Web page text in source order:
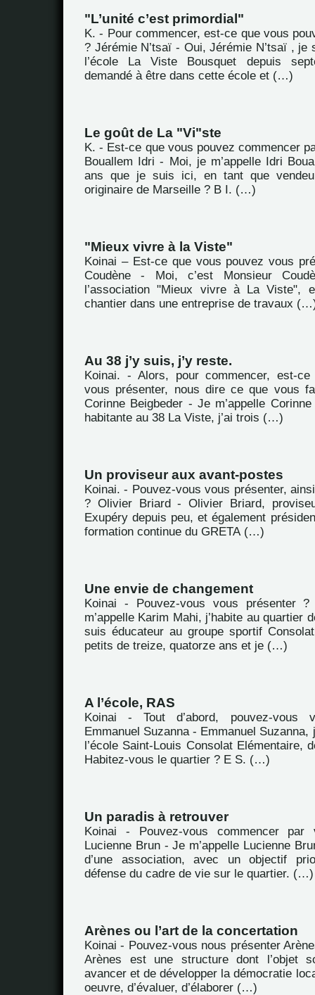
"L’unité c’est primordial"
K. - Pour commencer, est-ce que vous
? Jérémie N’tsaï - Oui, Jérémie N’tsaï , je
l’école La Viste Bousquet depuis
demandé à être dans cette école et (…)
Le goût de La "Vi"ste
K. - Est-ce que vous pouvez commencer
Bouallem Idri - Moi, je m’appelle Idri
ans que je suis ici, en tant que
originaire de Marseille ? B I. (…)
"Mieux vivre à la Viste"
Koinai – Est-ce que vous pouvez vous
Coudène - Moi, c’est Monsieur
l’association "Mieux vivre à La Viste",
chantier dans une entreprise de travaux
Au 38 j’y suis, j’y reste.
Koinai. - Alors, pour commencer, est-
vous présenter, nous dire ce que vous
Corinne Beigbeder - Je m’appelle
habitante au 38 La Viste, j’ai trois (…)
Un proviseur aux avant-postes
Koinai. - Pouvez-vous vous présenter,
? Olivier Briard - Olivier Briard,
Exupéry depuis peu, et également
formation continue du GRETA (…)
Une envie de changement
Koinai - Pouvez-vous vous présenter
m’appelle Karim Mahi, j’habite au quartier
suis éducateur au groupe sportif
petits de treize, quatorze ans et je (…)
A l’école, RAS
Koinai - Tout d’abord, pouvez-vous
Emmanuel Suzanna - Emmanuel
l’école Saint-Louis Consolat Elémentaire,
Habitez-vous le quartier ? E S. (…)
Un paradis à retrouver
Koinai - Pouvez-vous commencer par
Lucienne Brun - Je m’appelle Lucienne
d’une association, avec un objectif
défense du cadre de vie sur le quartier. (…)
Arènes ou l’art de la concertation
Koinai - Pouvez-vous nous présenter
Arènes est une structure dont l’objet
avancer et de développer la démocratie
oeuvre, d’évaluer, d’élaborer (…)